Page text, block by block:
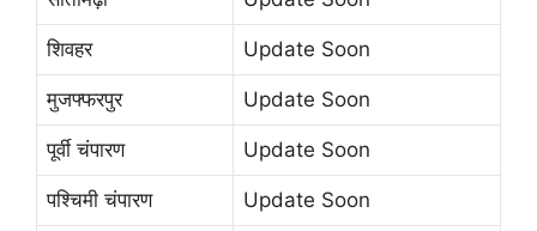
शिवहर Update Soon
मुजफ्फरपुर Update Soon
पूर्वी चंपारण Update Soon
पश्चिमी चंपारण Update Soon